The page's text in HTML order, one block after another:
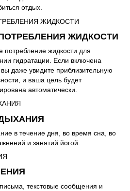
отдых.
ЖИДКОСТИ
потребление жидкости для
гидратации. Если включена
даже увидите приблизительную
и ваша цель будет
автоматически.
в течение дня, во время сна, во
и занятий йогой.
текстовые сообщения и